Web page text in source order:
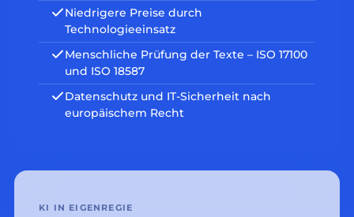
Niedrigere Preise durch
Technologieeinsatz
Menschliche Prüfung der Texte – ISO 17100
und ISO 18587
Datenschutz und IT-Sicherheit nach
europäischem Recht
KI IN EIGENREGIE